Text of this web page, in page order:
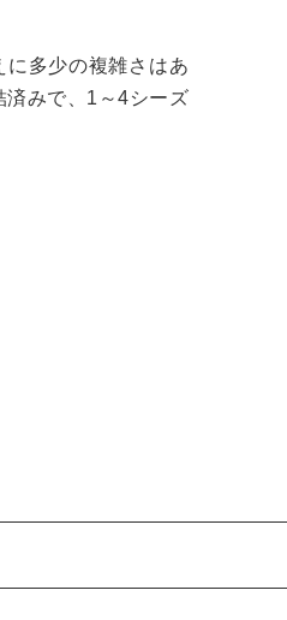
多少の複雑さはあ
済みで、1～4シーズ